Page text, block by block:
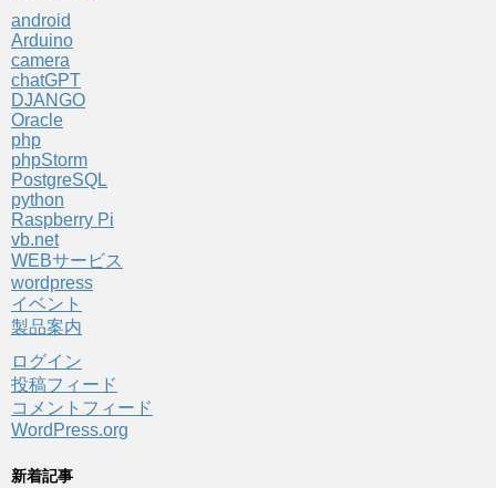
android
Arduino
camera
chatGPT
DJANGO
Oracle
php
phpStorm
PostgreSQL
python
Raspberry Pi
vb.net
WEBサービス
wordpress
イベント
製品案内
ログイン
投稿フィード
コメントフィード
WordPress.org
新着記事